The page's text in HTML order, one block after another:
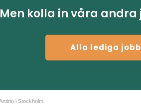
Men kolla in våra
Alla lediga jobb
i Stockholm